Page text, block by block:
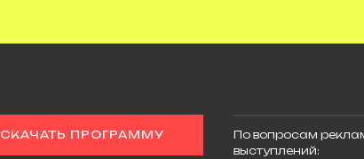
СКАЧАТЬ ПРОГРАММУ
По вопросам
выступлений: